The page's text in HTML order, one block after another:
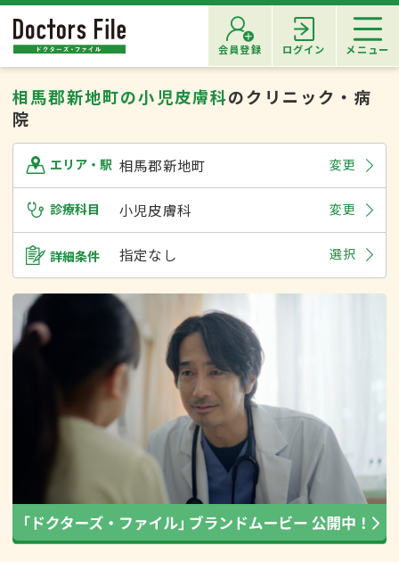
会員登録 ログイン メニュー
相馬郡新地町の小児皮膚科のクリニック・病
院
エリア・駅 相馬郡新地町 変更
診療科目 小児皮膚科 変更
詳細条件 指定なし 選択